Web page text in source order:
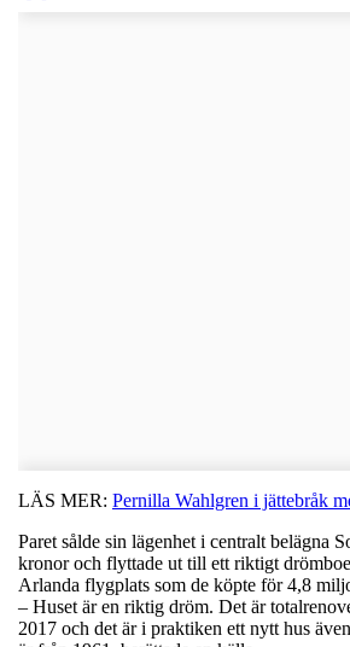
LÄS MER: Pernilla Wahlgren i jättebråk
Paret sålde sin lägenhet i centralt belägna
kronor och flyttade ut till ett riktigt
Arlanda flygplats som de köpte för 4,8
– Huset är en riktig dröm. Det är
2017 och det är i praktiken ett nytt hus